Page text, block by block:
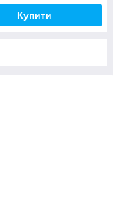
Купити